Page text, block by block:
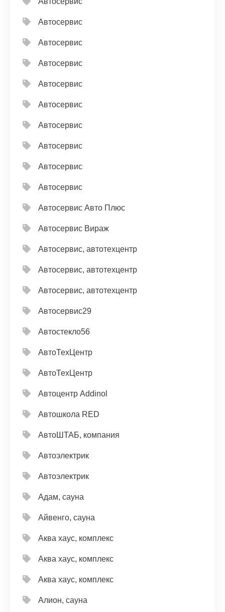
Автосервис
Автосервис
Автосервис
Автосервис
Автосервис
Автосервис
Автосервис
Автосервис
Автосервис
Автосервис Авто Плюс
Автосервис Вираж
Автосервис, автотехцентр
Автосервис, автотехцентр
Автосервис, автотехцентр
Автосервис29
Автостекло56
АвтоТехЦентр
АвтоТехЦентр
Автоцентр Addinol
Автошкола RED
АвтоШТАБ, компания
Автоэлектрик
Автоэлектрик
Адам, сауна
Айвенго, сауна
Аква хаус, комплекс
Аква хаус, комплекс
Аква хаус, комплекс
Алион, сауна